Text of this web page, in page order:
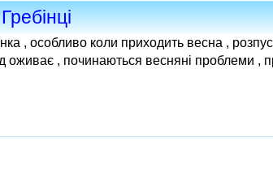
, особливо коли приходить весна ,
оживає , починаються весняні проблеми ,